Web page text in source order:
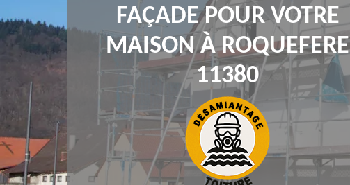
FAÇADE POUR VOTRE
MAISON À ROQUEFERE
11380